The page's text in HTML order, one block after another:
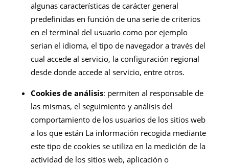
algunas características de carácter general
predefinidas en función de una serie de criterios
en el terminal del usuario como por ejemplo
serian el idioma, el tipo de navegador a través del
cual accede al servicio, la configuración regional
desde donde accede al servicio, entre otros.
Cookies de análisis: permiten al responsable de
las mismas, el seguimiento y análisis del
comportamiento de los usuarios de los sitios web
a los que están La información recogida mediante
este tipo de cookies se utiliza en la medición de la
actividad de los sitios web, aplicación o